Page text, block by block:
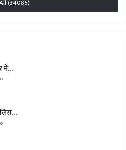
All (34085)
में…